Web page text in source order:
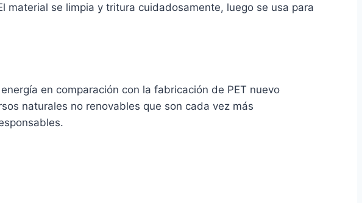
material se limpia y tritura cuidadosamente, luego se usa para
en comparación con la fabricación de PET nuevo
naturales no renovables que son cada vez más